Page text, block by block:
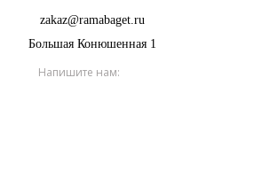
zakaz@ramabaget.ru
Большая Конюшенная 1
Напишите нам: